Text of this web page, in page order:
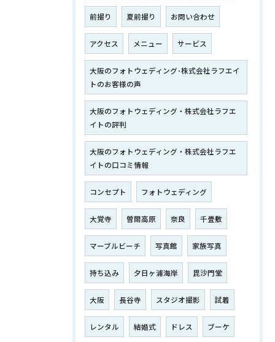
前撮り 夏前撮り お問い合わせ
アクセス メニュー サービス
大阪のフォトウェディング･株式会社ラフエイ
トのお客様の声
大阪のフォトウェディング・株式会社ラフエ
イトの評判
大阪のフォトウェディング・株式会社ラフエ
イトの口コミ情報
コンセプト フォトウェディング
大覚寺 曽爾高原 奈良 千畳敷
マーブルビーチ 写真館 家族写真
持ち込み 夕日ヶ浦海岸 毘沙門堂
大阪 長谷寺 スタジオ撮影 試着
レンタル 結婚式 ドレス ブーケ